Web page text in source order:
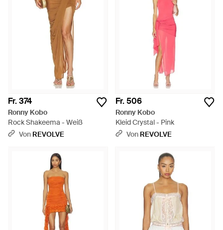
Fr. 374
Ronny Kobo
Rock Shakeema - Weiß
Von REVOLVE
Fr. 506
Ronny Kobo
Kleid Crystal - Pink
Von REVOLVE